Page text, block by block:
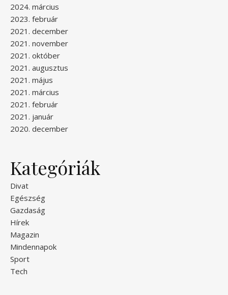
2024. március
2023. február
2021. december
2021. november
2021. október
2021. augusztus
2021. május
2021. március
2021. február
2021. január
2020. december
Kategóriák
Divat
Egészség
Gazdaság
Hírek
Magazin
Mindennapok
Sport
Tech